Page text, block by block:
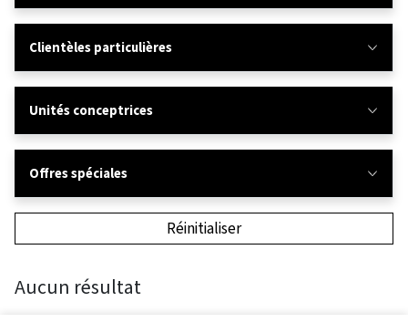
Clientèles particulières
Unités conceptrices
Offres spéciales
Réinitialiser
Aucun résultat